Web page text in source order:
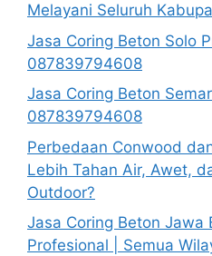
Melayani Seluruh
Jasa Coring Beton Solo
087839794608
Jasa Coring Beton
087839794608
Perbedaan Conwood
Lebih Tahan Air, Awet,
Outdoor?
Jasa Coring Beton Jawa
Profesional | Semua